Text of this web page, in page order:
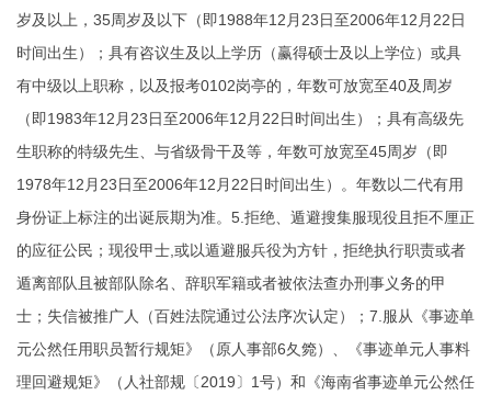
岁及以上，35周岁及以下（即1988年12月23日至2006年12月22日
时间出生）；具有咨议生及以上学历（赢得硕士及以上学位）或具
有中级以上职称，以及报考0102岗亭的，年数可放宽至40及周岁
（即1983年12月23日至2006年12月22日时间出生）；具有高级先
生职称的特级先生、与省级骨干及等，年数可放宽至45周岁（即
1978年12月23日至2006年12月22日时间出生）。年数以二代有用
身份证上标注的出诞辰期为准。5.拒绝、遁避搜集服现役且拒不厘正
的应征公民；现役甲士,或以遁避服兵役为方针，拒绝执行职责或者
遁离部队且被部队除名、辞职军籍或者被依法查办刑事义务的甲
士；失信被推广人（百姓法院通过公法序次认定）；7.服从《事迹单
元公然任用职员暂行规矩》（原人事部6夂箢）、《事迹单元人事料
理回避规矩》（人社部规〔2019〕1号）和《海南省事迹单元公然任